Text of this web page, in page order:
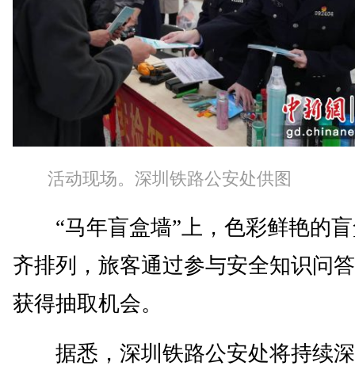
活动现场。深圳铁路公安处供图
“马年盲盒墙”上，色彩鲜艳的盲
齐排列，旅客通过参与安全知识问
获得抽取机会。
据悉，深圳铁路公安处将持续